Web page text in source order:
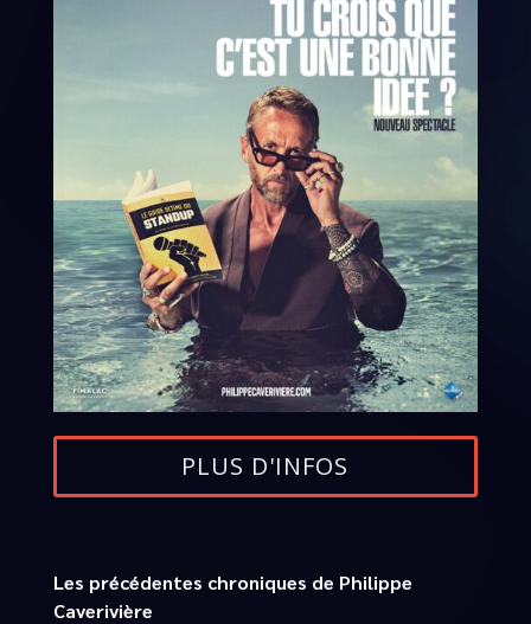
PLUS D'INFOS
Les précédentes chroniques de Philippe
Caverivière